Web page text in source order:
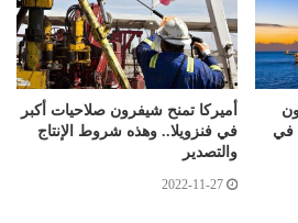
تريليون
في
أميركا تمنح شيفرون صلاحيات أكبر
في فنزويلا.. وهذه شروط الإنتاج
والتصدير
2022-11-27